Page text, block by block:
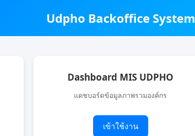
Udpho Backoffice System
Dashboard MIS UDPHO
แดชบอร์ดข้อมูลภาพรวมองค์กร
เข้าใช้งาน